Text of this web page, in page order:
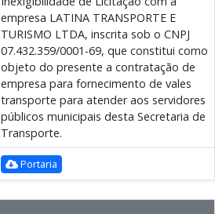
empresa LATINA TRANSPORTE E
TURISMO LTDA, inscrita sob o CNPJ
07.432.359/0001-69, que constitui como
objeto do presente a contratação de
empresa para fornecimento de vales
transporte para atender aos servidores
públicos municipais desta Secretaria de
Transporte.
Portaria